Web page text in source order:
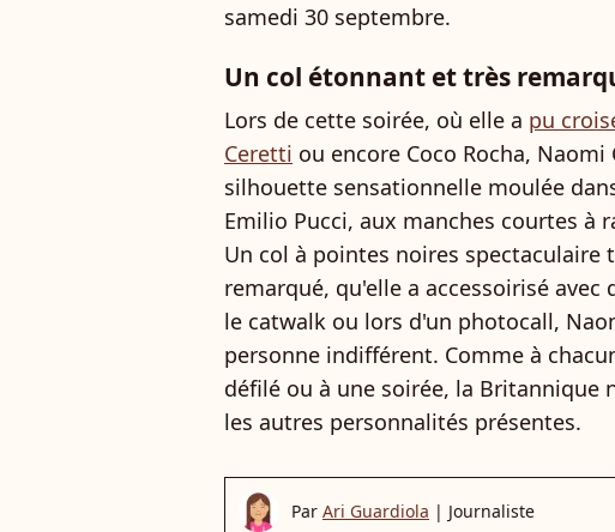
samedi 30 septembre.
Un col étonnant et très
Lors de cette soirée, où elle a pu
Ceretti ou encore Coco Rocha,
silhouette sensationnelle moulée
Emilio Pucci, aux manches courtes à
Un col à pointes noires spectaculaire
remarqué, qu'elle a accessoirisé avec
le catwalk ou lors d'un photocall,
personne indifférent. Comme à
défilé ou à une soirée, la Britannique
les autres personnalités présentes.
Par Ari Guardiola | Journaliste